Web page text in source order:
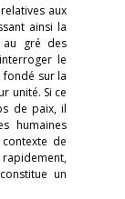
aux
ainsi la
au gré des
le
fondé sur la
unité. Si ce
de paix, il
humaines
de
un